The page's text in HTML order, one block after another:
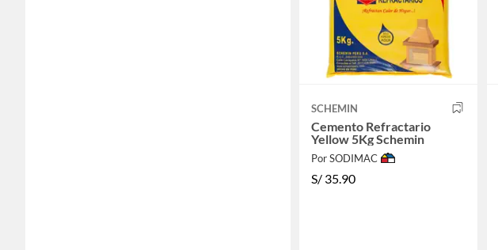
SCHEMIN
Cemento Refractario
Yellow 5Kg Schemin
Por SODIMAC
S/ 35.90